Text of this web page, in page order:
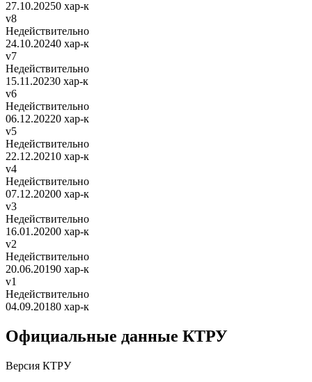
27.10.20250 хар-к
v8
Недействительно
24.10.20240 хар-к
v7
Недействительно
15.11.20230 хар-к
v6
Недействительно
06.12.20220 хар-к
v5
Недействительно
22.12.20210 хар-к
v4
Недействительно
07.12.20200 хар-к
v3
Недействительно
16.01.20200 хар-к
v2
Недействительно
20.06.20190 хар-к
v1
Недействительно
04.09.20180 хар-к
Официальные данные КТРУ
Версия КТРУ